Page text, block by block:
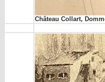
Château Collart,